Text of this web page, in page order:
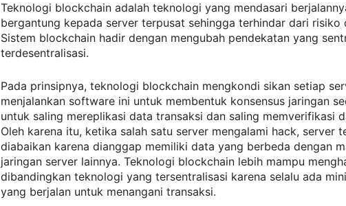
Teknologi blockchain adalah teknologi yang mendasari
bergantung kepada server terpusat sehingga terhindar dari risiko
Sistem blockchain hadir dengan mengubah pendekatan yang
terdesentralisasi.
Pada prinsipnya, teknologi blockchain mengkondi sikan setiap
menjalankan software ini untuk membentuk konsensus jaringan
untuk saling mereplikasi data transaksi dan saling memverifikasi
Oleh karena itu, ketika salah satu server mengalami hack, server
diabaikan karena dianggap memiliki data yang berbeda dengan
jaringan server lainnya. Teknologi blockchain lebih mampu
dibandingkan teknologi yang tersentralisasi karena selalu ada
yang berjalan untuk menangani transaksi.